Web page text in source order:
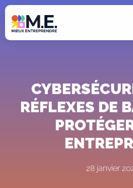
RÉFLEXES DE
28 janvier